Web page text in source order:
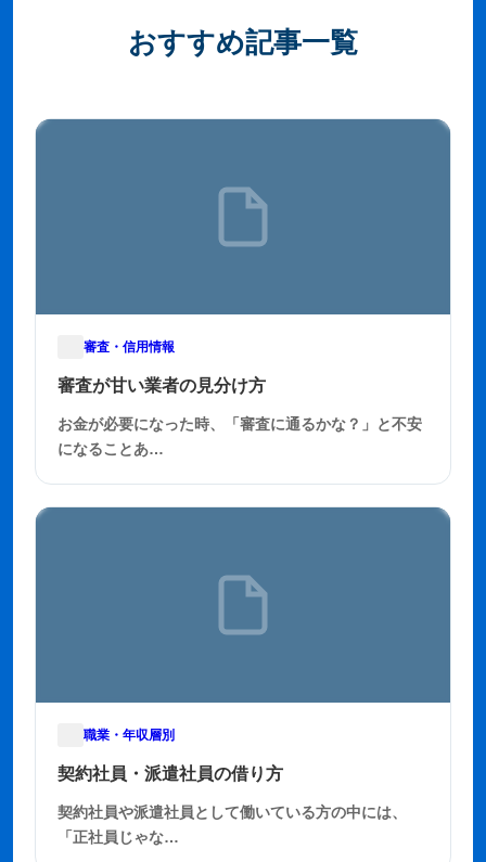
おすすめ記事一覧
審査・信用情報
審査が甘い業者の見分け方
お金が必要になった時、「審査に通るかな？」と不安
になることあ…
職業・年収層別
契約社員・派遣社員の借り方
契約社員や派遣社員として働いている方の中には、
「正社員じゃな…